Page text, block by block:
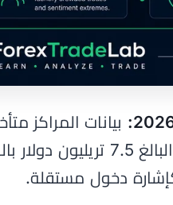
بيانات المراكز
دخول مستقلة.